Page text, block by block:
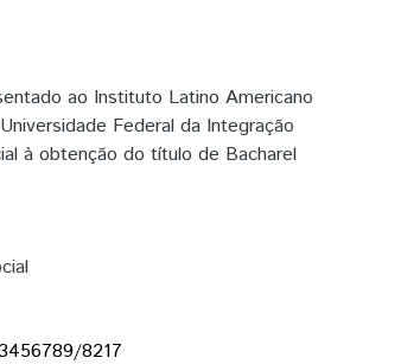
ao Instituto Latino Americano
Federal da Integração
à obtenção do título de Bacharel
8217